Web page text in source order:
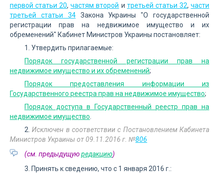
первой статьи 20,частям второй и третьей статьи 32,части
третьей статьи 34Закона Украины "О государственной
регистрации прав на недвижимое имущество и их
обременений" Кабинет Министров Украины постановляет:
1. Утвердить прилагаемые:
Порядок государственной регистрации прав на
недвижимое имущество и их обременений;
Порядок предоставления информации из
Государственного реестра прав на недвижимое имущество;
Порядок доступа в Государственный реестр прав на
недвижимое имущество
2.Исключен в соответствии с Постановлением Кабинета
Министров Украины от 09.11.2016 г. №806
(см. предыдущуюредакцию)
3. Принять к сведению, что с 1 января 2016 г.: